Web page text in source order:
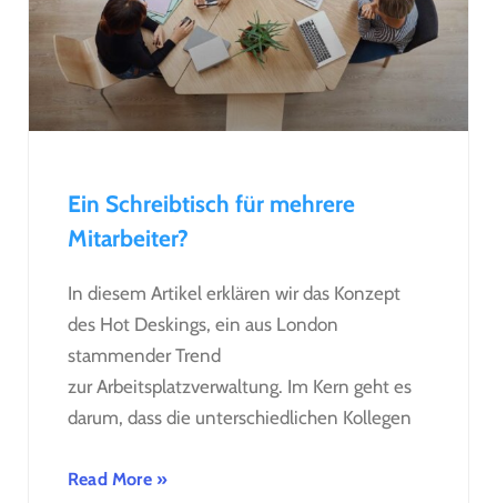
Ein Schreibtisch für mehrere
Mitarbeiter?
In diesem Artikel erklären wir das Konzept
des Hot Deskings, ein aus London
stammender Trend
zur Arbeitsplatzverwaltung. Im Kern geht es
darum, dass die unterschiedlichen Kollegen
Read More »